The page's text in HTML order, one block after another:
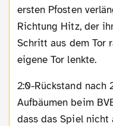
ersten Pfosten
Richtung Hitz, der
Schritt aus dem Tor
eigene Tor lenkte.
2:0-Rückstand nach 23 Minuten und weiterhin kein
Aufbäumen beim
dass das Spiel nicht